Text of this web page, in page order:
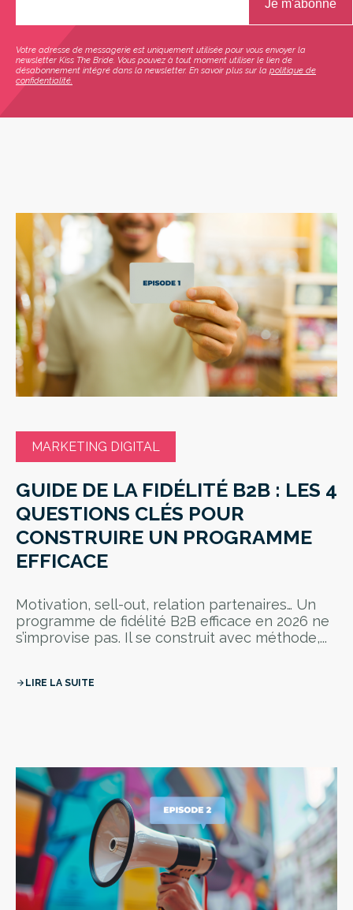
Votre adresse de messagerie est uniquement utilisée pour vous envoyer la
newsletter Kiss The Bride. Vous pouvez à tout moment utiliser le lien de
désabonnement intégré dans la newsletter. En savoir plus sur la politique de
confidentialité.
MARKETING DIGITAL
GUIDE DE LA FIDÉLITÉ B2B : LES 4
QUESTIONS CLÉS POUR
CONSTRUIRE UN PROGRAMME
EFFICACE
Motivation, sell-out, relation partenaires… Un
programme de fidélité B2B efficace en 2026 ne
s’improvise pas. Il se construit avec méthode,...
arrow_forward LIRE LA SUITE